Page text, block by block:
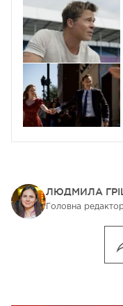
ЛЮДМИЛА
Головна